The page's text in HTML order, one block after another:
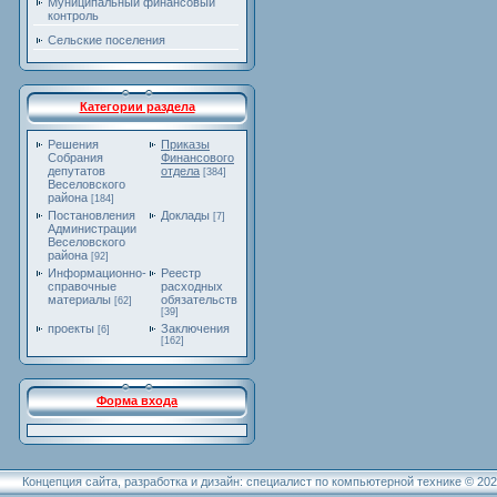
контроль
Сельские поселения
Категории раздела
Решения
Собрания
депутатов
Веселовского
района [184]
Приказы
Финансового
отдела [384]
Постановления
Администрации
Веселовского
района [92]
Доклады [7]
Информационно-
справочные
материалы [62]
Реестр
расходных
обязательств
[39]
проекты [6] Заключения
[162]
Форма входа
Концепция сайта, разработка и дизайн: специалист по компьютерной технике ©